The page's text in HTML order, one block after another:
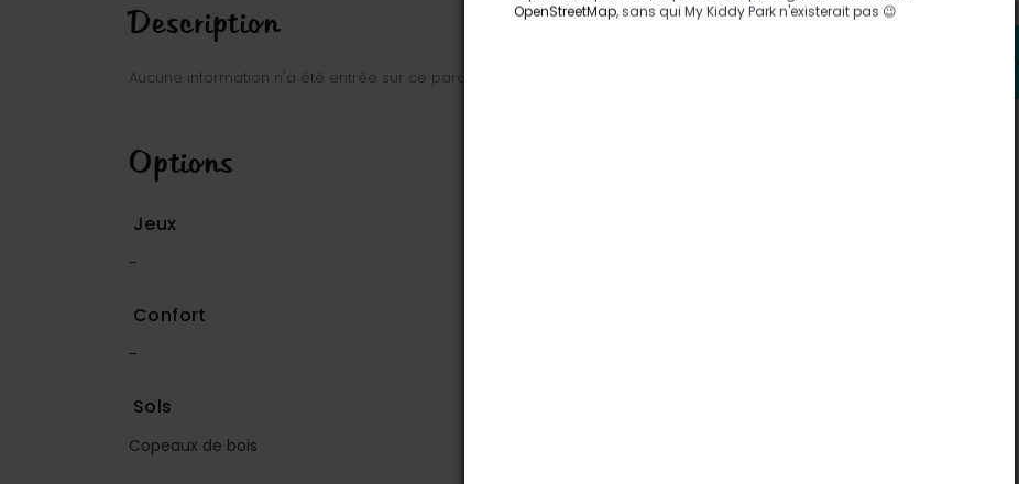
Description
Aucune information n'a été entrée sur ce parc.
Options
Jeux
-
Confort
-
Sols
Copeaux de bois
OpenStreetMap, sans qui My Kiddy Park n'existerait pas 😉